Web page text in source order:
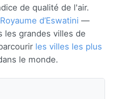
de qualité de l'air.
Royaume d’Eswatini —
les grandes villes de
les villes les plus
le monde.